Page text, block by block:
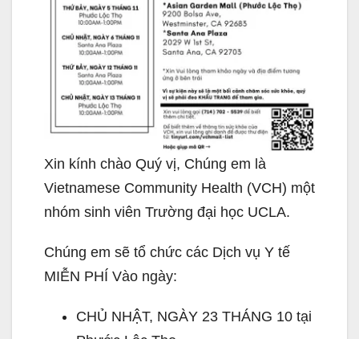
Xin kính chào Quý vị, Chúng em là
Vietnamese Community Health (VCH) một
nhóm sinh viên Trường đại học UCLA.
Chúng em sẽ tổ chức các Dịch vụ Y tế
MIỄN PHÍ Vào ngày:
CHỦ NHẬT, NGÀY 23 THÁNG 10 tại